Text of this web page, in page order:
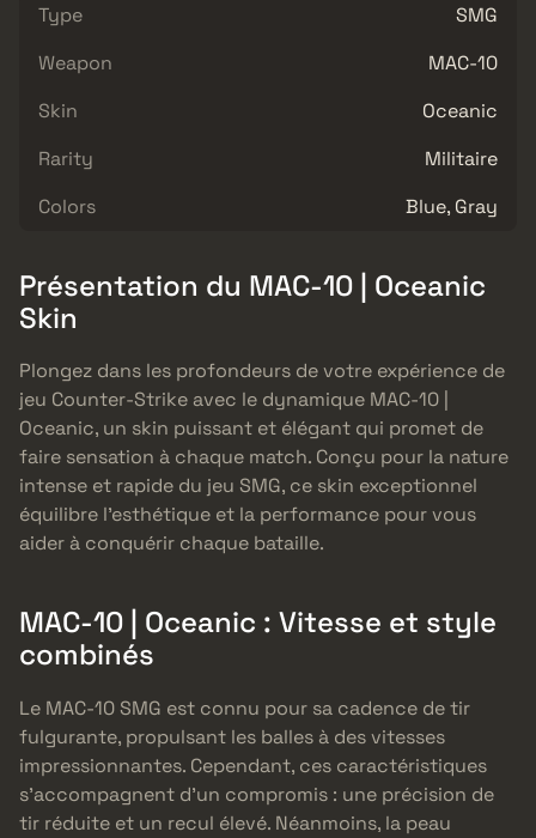
Type
SMG
Weapon
MAC-10
Skin
Oceanic
Rarity
Militaire
Colors
Blue, Gray
Présentation du MAC-10 | Oceanic
Skin
Plongez dans les profondeurs de votre expérience de
jeu Counter-Strike avec le dynamique MAC-10 |
Oceanic, un skin puissant et élégant qui promet de
faire sensation à chaque match. Conçu pour la nature
intense et rapide du jeu SMG, ce skin exceptionnel
équilibre l’esthétique et la performance pour vous
aider à conquérir chaque bataille.
MAC-10 | Oceanic : Vitesse et style
combinés
Le MAC-10 SMG est connu pour sa cadence de tir
fulgurante, propulsant les balles à des vitesses
impressionnantes. Cependant, ces caractéristiques
s’accompagnent d’un compromis : une précision de
tir réduite et un recul élevé. Néanmoins, la peau